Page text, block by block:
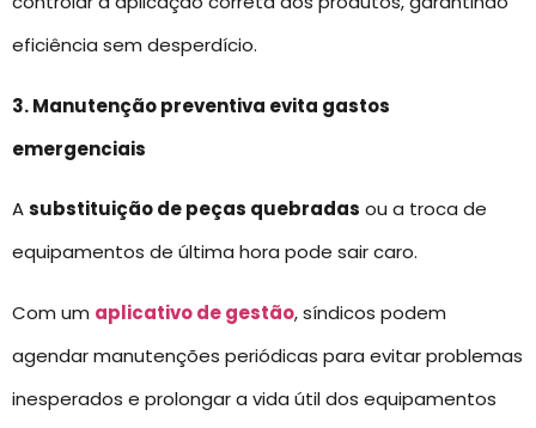
eficiência sem desperdício.
3. Manutenção preventiva evita gastos
emergenciais
Asubstituição de peças quebradas ou a troca de
equipamentos de última hora pode sair caro.
Com um aplicativo de gestão, síndicos podem
agendar manutenções periódicas para evitar problemas
inesperados e prolongar a vida útil dos equipamentos